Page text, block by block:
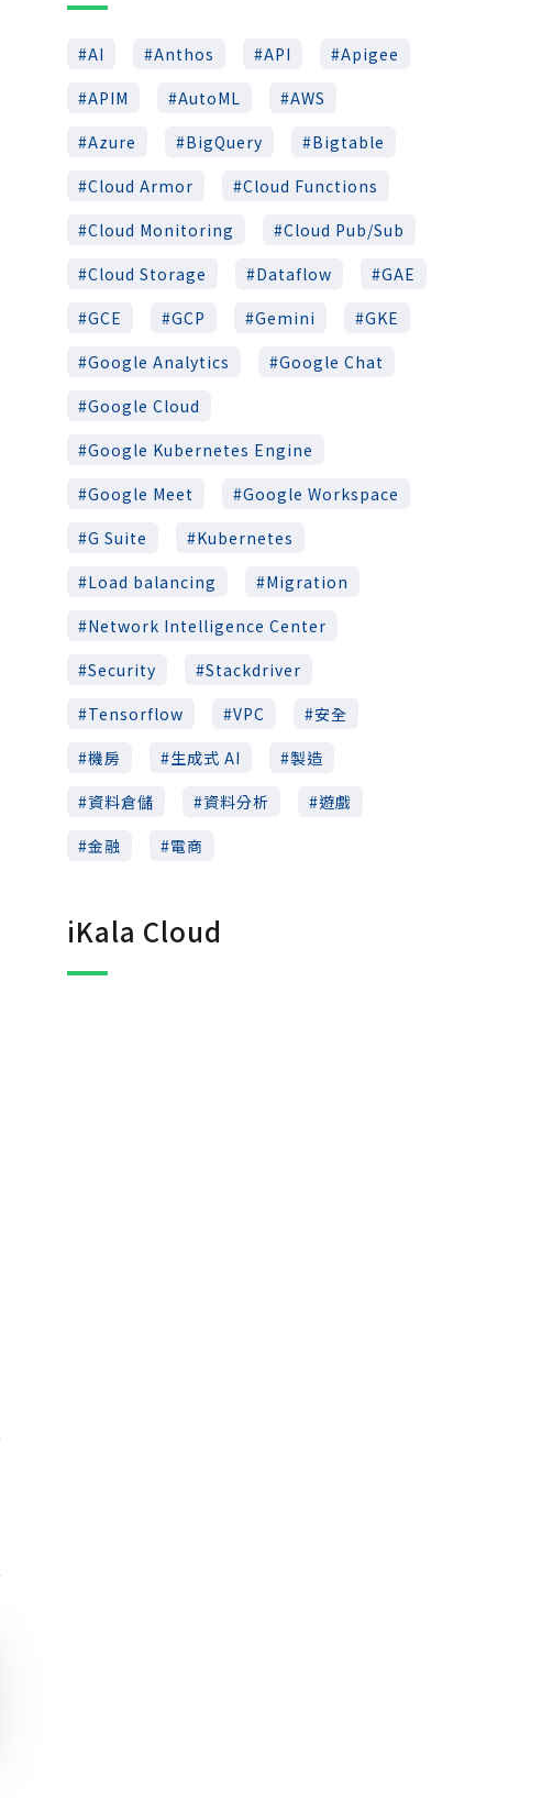
AI Anthos API
Apigee
APIM
AutoML
AWS
Azure
BigQuery
Bigtable
Cloud Armor
Cloud Functions
Cloud Monitoring
Cloud Pub/Sub
Cloud Storage
Dataflow
GAE
GCE
GCP Gemini
GKE
Google Analytics
Google Chat
Google Cloud
Google Kubernetes Engine
Google Meet
Google Workspace
G Suite
Kubernetes
Load balancing
Migration
Network Intelligence Center
Security
Stackdriver
Tensorflow
VPC
安全
機房
生成式 AI
製造
資料倉儲
資料分析
遊戲
金融
電商
iKala Cloud